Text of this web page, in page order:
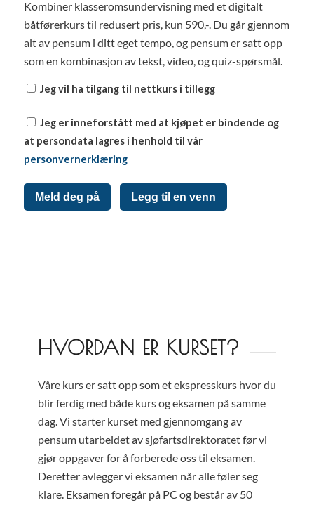
Kombiner klasseromsundervisning med et digitalt
båtførerkurs til redusert pris, kun 590,-. Du går gjennom
alt av pensum i ditt eget tempo, og pensum er satt opp
som en kombinasjon av tekst, video, og quiz-spørsmål.
Jeg vil ha tilgang til nettkurs i tillegg
Jeg er inneforstått med at kjøpet er bindende og
at persondata lagres i henhold til vår
personvernerklæring
Meld deg på Legg til en venn
HVORDAN ER KURSET?
Våre kurs er satt opp som et ekspresskurs hvor du
blir ferdig med både kurs og eksamen på samme
dag. Vi starter kurset med gjennomgang av
pensum utarbeidet av sjøfartsdirektoratet før vi
gjør oppgaver for å forberede oss til eksamen.
Deretter avlegger vi eksamen når alle føler seg
klare. Eksamen foregår på PC og består av 50